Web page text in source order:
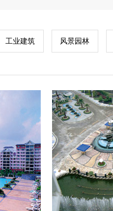
工业建筑 风景园林